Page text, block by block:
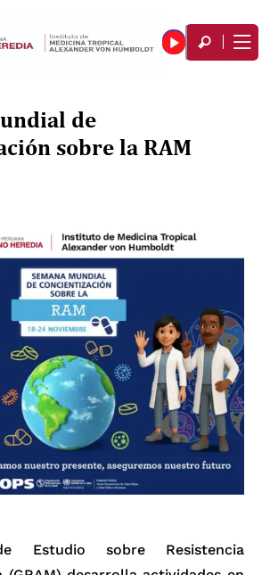
de
sobre la RAM
Estudio sobre Resistencia